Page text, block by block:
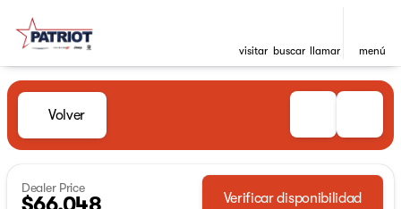
visitar buscar llamar menú
Volver
Dealer Price
Verificar disponibilidad